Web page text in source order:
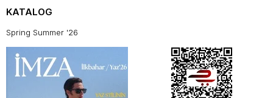
KATALOG
Spring Summer '26